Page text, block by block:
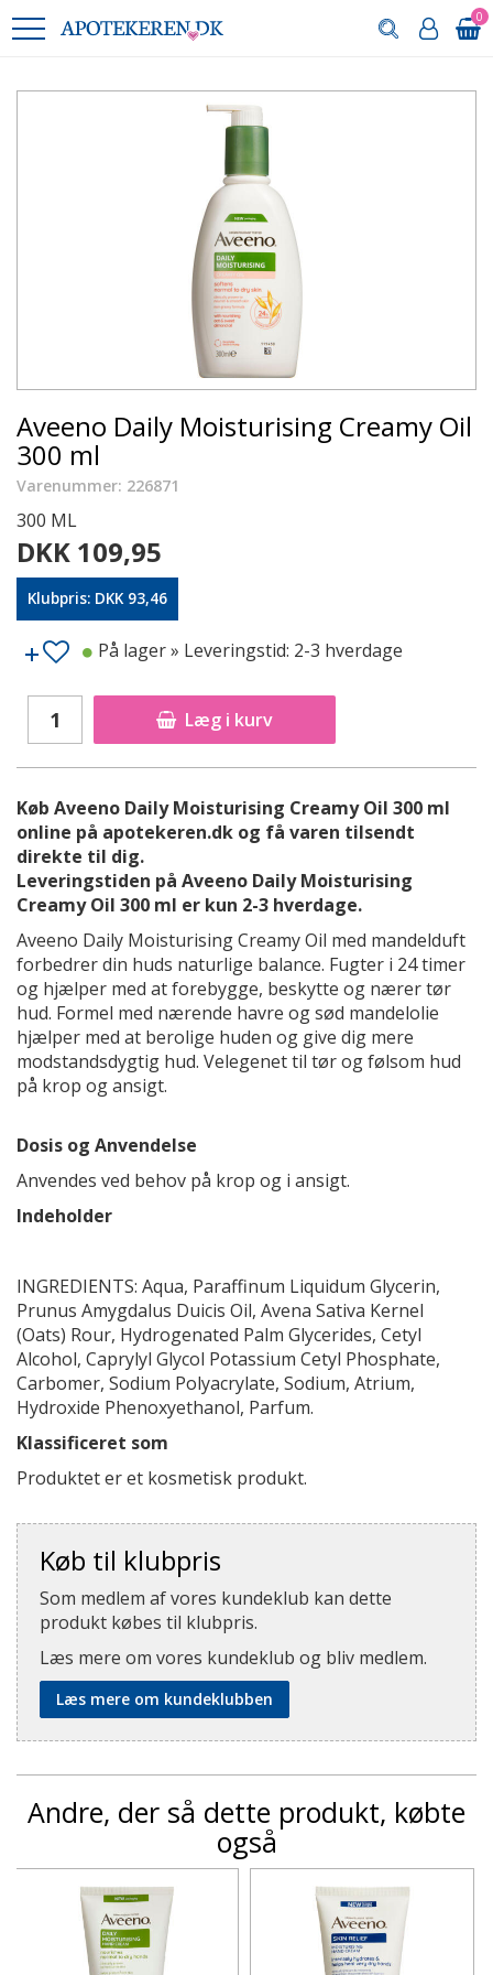
0
Aveeno Daily Moisturising Creamy Oil
300 ml
Varenummer: 226871
300 ML
DKK 109,95
Klubpris: DKK 93,46
Læg i kurv
På lager» Leveringstid: 2-3 hverdage
Køb Aveeno Daily Moisturising Creamy Oil 300 ml
online på apotekeren.dk og få varen tilsendt
direkte til dig.
Leveringstiden på Aveeno Daily Moisturising
Creamy Oil 300 ml er kun 2-3 hverdage.
Aveeno Daily Moisturising Creamy Oil med mandelduft
forbedrer din huds naturlige balance. Fugter i 24 timer
og hjælper med at forebygge, beskytte og nærer tør
hud. Formel med nærende havre og sød mandelolie
hjælper med at berolige huden og give dig mere
modstandsdygtig hud. Velegenet til tør og følsom hud
på krop og ansigt.
Dosis og Anvendelse
Anvendes ved behov på krop og i ansigt.
Indeholder
INGREDIENTS: Aqua, Paraffinum Liquidum Glycerin,
Prunus Amygdalus Duicis Oil, Avena Sativa Kernel
(Oats) Rour, Hydrogenated Palm Glycerides, Cetyl
Alcohol, Caprylyl Glycol Potassium Cetyl Phosphate,
Carbomer, Sodium Polyacrylate, Sodium, Atrium,
Hydroxide Phenoxyethanol, Parfum.
Klassificeret som
Produktet er et kosmetisk produkt.
Køb til klubpris
Som medlem af vores kundeklub kan dette
produkt købes til klubpris.
Læs mere om vores kundeklub og bliv medlem.
Læs mere om kundeklubben
Andre, der så dette produkt, købte
også